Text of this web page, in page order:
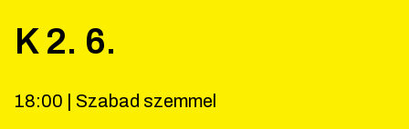
K 2. 6.
18:00 | Szabad szemmel